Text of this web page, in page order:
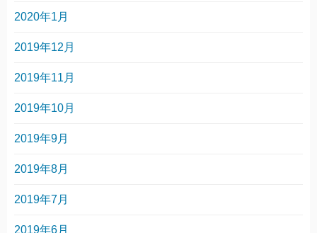
2020年1月
2019年12月
2019年11月
2019年10月
2019年9月
2019年8月
2019年7月
2019年6月